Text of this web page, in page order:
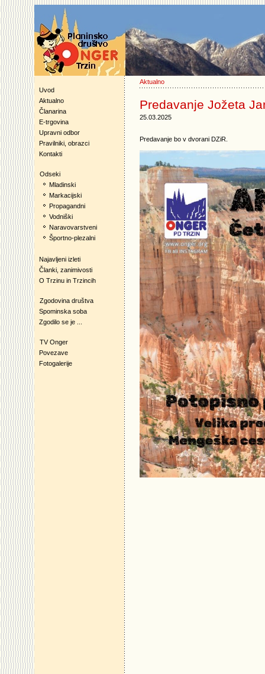
Uvod
Aktualno
Članarina
E-trgovina
Upravni odbor
Pravilniki, obrazci
Kontakti
Odseki
Mladinski
Markacijski
Propagandni
Vodniški
Naravovarstveni
Športno-plezalni
Najavljeni izleti
Članki, zanimivosti
O Trzinu in Trzincih
Zgodovina društva
Spominska soba
Zgodilo se je ...
TV Onger
Povezave
Fotogalerije
Aktualno
Predavanje Jožeta
25.03.2025
Predavanje bo v dvorani DZiR.